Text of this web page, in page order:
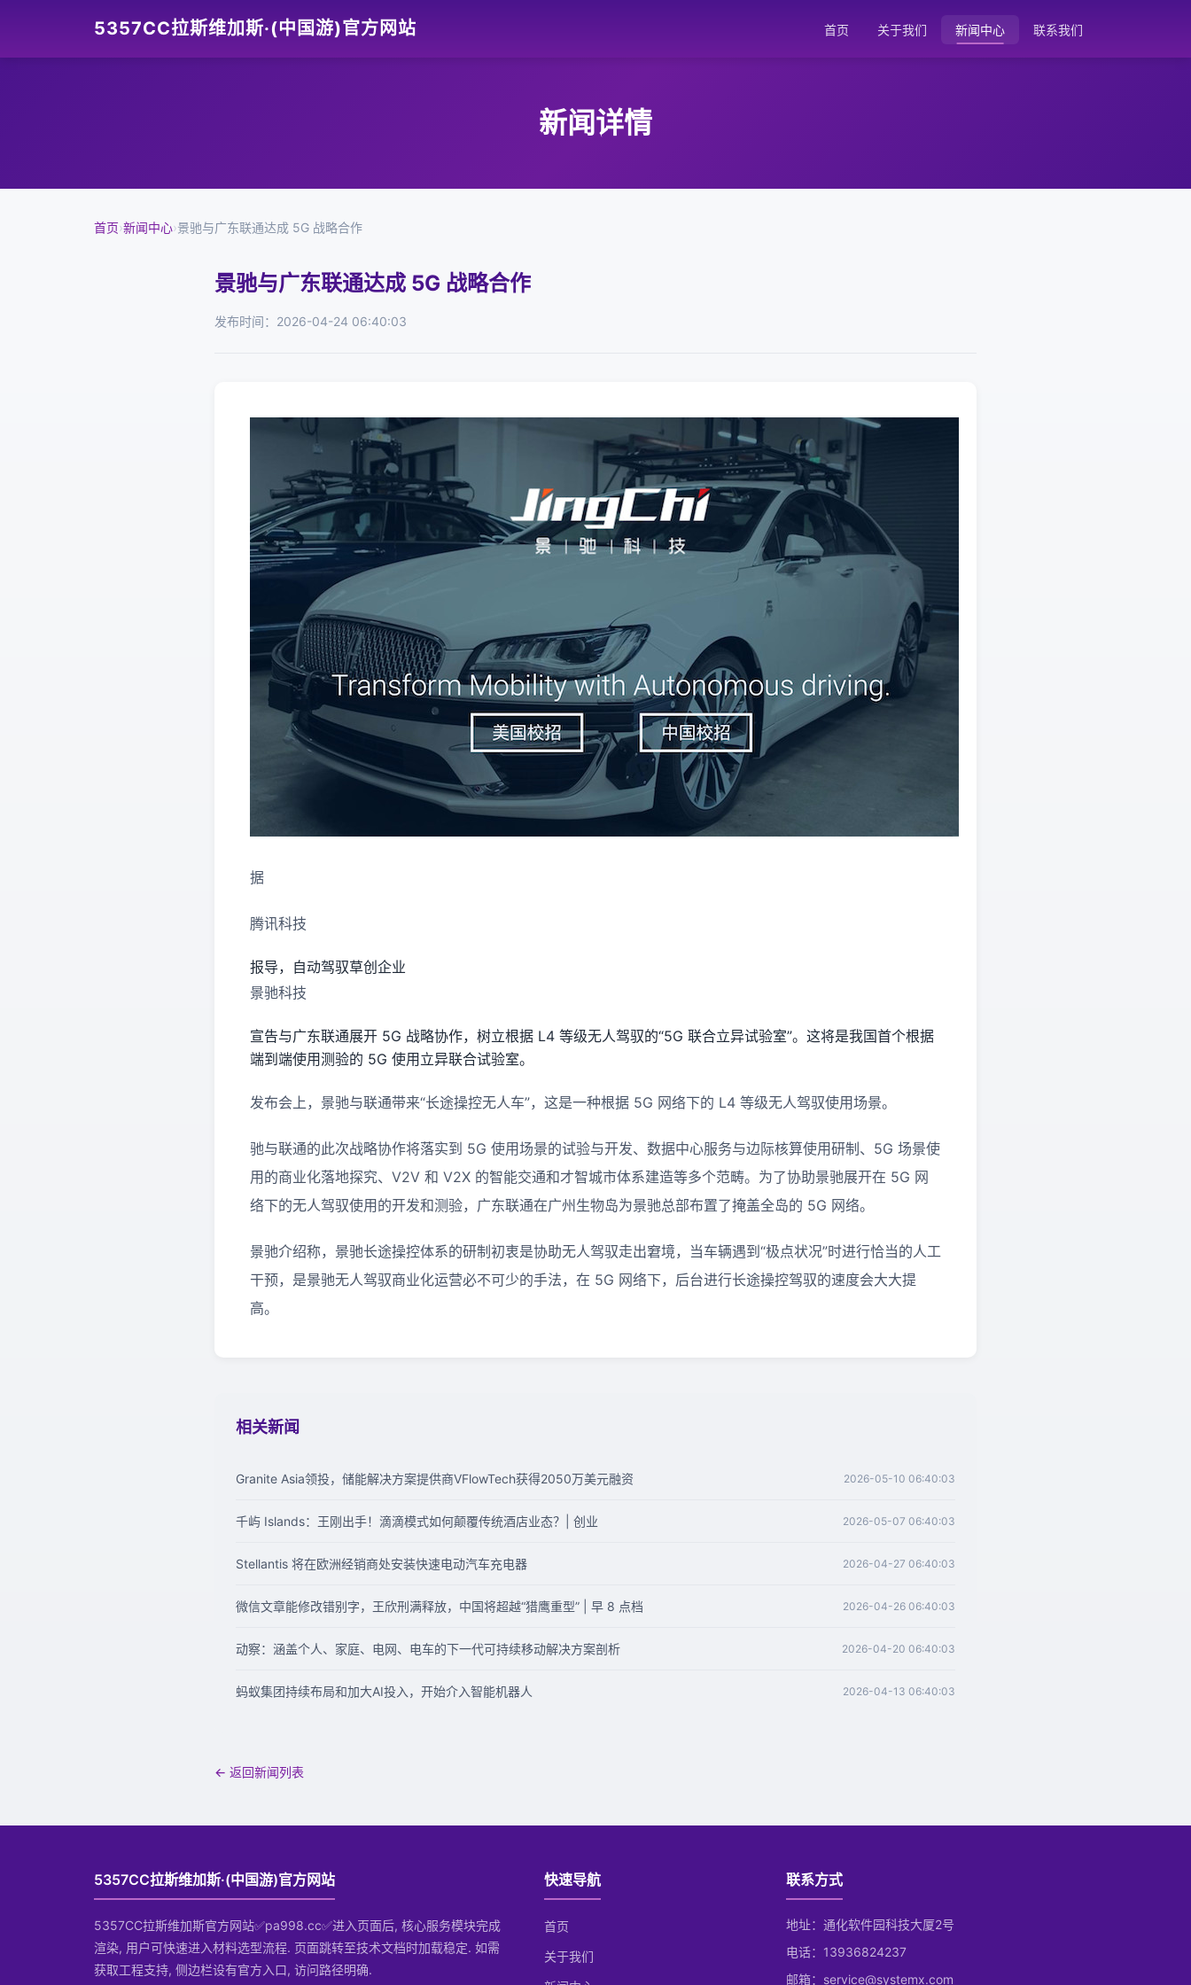
5357CC拉斯维加斯·(中国游)官方网站 首页 关于我们 新闻中心 联系我们
新闻详情
首页›新闻中心›景驰与广东联通达成 5G 战略合作
景驰与广东联通达成 5G 战略合作
发布时间：2026-04-24 06:40:03
据
腾讯科技
报导，自动驾驭草创企业
景驰科技
宣告与广东联通展开 5G 战略协作，树立根据 L4 等级无人驾驭的“5G 联合立异试验室”。这将是我国首个根据
端到端使用测验的 5G 使用立异联合试验室。
发布会上，景驰与联通带来“长途操控无人车”，这是一种根据 5G 网络下的 L4 等级无人驾驭使用场景。
驰与联通的此次战略协作将落实到 5G 使用场景的试验与开发、数据中心服务与边际核算使用研制、5G 场景使
用的商业化落地探究、V2V 和 V2X 的智能交通和才智城市体系建造等多个范畴。为了协助景驰展开在 5G 网
络下的无人驾驭使用的开发和测验，广东联通在广州生物岛为景驰总部布置了掩盖全岛的 5G 网络。
景驰介绍称，景驰长途操控体系的研制初衷是协助无人驾驭走出窘境，当车辆遇到“极点状况”时进行恰当的人工
干预，是景驰无人驾驭商业化运营必不可少的手法，在 5G 网络下，后台进行长途操控驾驭的速度会大大提
高。
相关新闻
Granite Asia领投，储能解决方案提供商VFlowTech获得2050万美元融资 2026-05-10 06:40:03
千屿 Islands：王刚出手！滴滴模式如何颠覆传统酒店业态？| 创业 2026-05-07 06:40:03
Stellantis 将在欧洲经销商处安装快速电动汽车充电器 2026-04-27 06:40:03
微信文章能修改错别字，王欣刑满释放，中国将超越“猎鹰重型” | 早 8 点档 2026-04-26 06:40:03
动察：涵盖个人、家庭、电网、电车的下一代可持续移动解决方案剖析 2026-04-20 06:40:03
蚂蚁集团持续布局和加大AI投入，开始介入智能机器人 2026-04-13 06:40:03
← 返回新闻列表
5357CC拉斯维加斯·(中国游)官方网站
5357CC拉斯维加斯官方网站✅pa998.cc✅进入页面后, 核心服务模块完成
渲染, 用户可快速进入材料选型流程. 页面跳转至技术文档时加载稳定. 如需
获取工程支持, 侧边栏设有官方入口, 访问路径明确.
快速导航
首页
关于我们
联系方式
地址：通化软件园科技大厦2号
电话：13936824237
邮箱：service@systemx.com